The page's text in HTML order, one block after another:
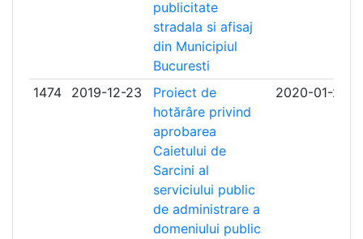
publicitate
stradala si afisaj
din Municipiul
Bucuresti
1474
2019-12-23
Proiect de
hotărâre privind
aprobarea
Caietului de
Sarcini al
serviciului public
de administrare a
domeniului public
2020-01-23